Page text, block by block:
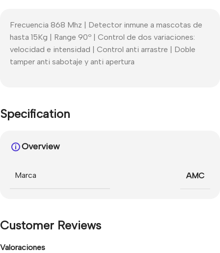
Frecuencia 868 Mhz | Detector inmune a mascotas de
hasta 15Kg | Range 90º | Control de dos variaciones:
velocidad e intensidad | Control anti arrastre | Doble
tamper anti sabotaje y anti apertura
Specification
Overview
Marca AMC
Customer Reviews
Valoraciones